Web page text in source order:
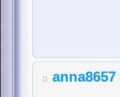
anna8657